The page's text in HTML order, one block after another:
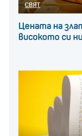
СВЯТ
Цената на
високото си